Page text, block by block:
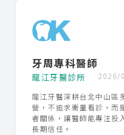
牙周專科醫師
龍江牙醫診所 2026/
龍江牙醫深耕台北中山區
營，不追求衝量看診，而
者關係，讓醫師能專注投
長期信任。